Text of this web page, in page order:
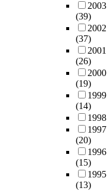
2003
(39)
2002
(37)
2001
(26)
2000
(19)
1999
(14)
1998
1997
(20)
1996
(15)
1995
(13)